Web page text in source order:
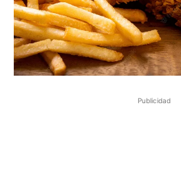
Publicidad